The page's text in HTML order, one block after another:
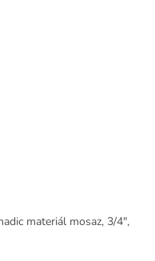
materiál mosaz, 3/4",